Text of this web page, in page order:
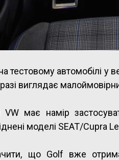
тестовому автомобілі у
виглядає
VW має намір
моделі SEAT/Cupra
що Golf вже